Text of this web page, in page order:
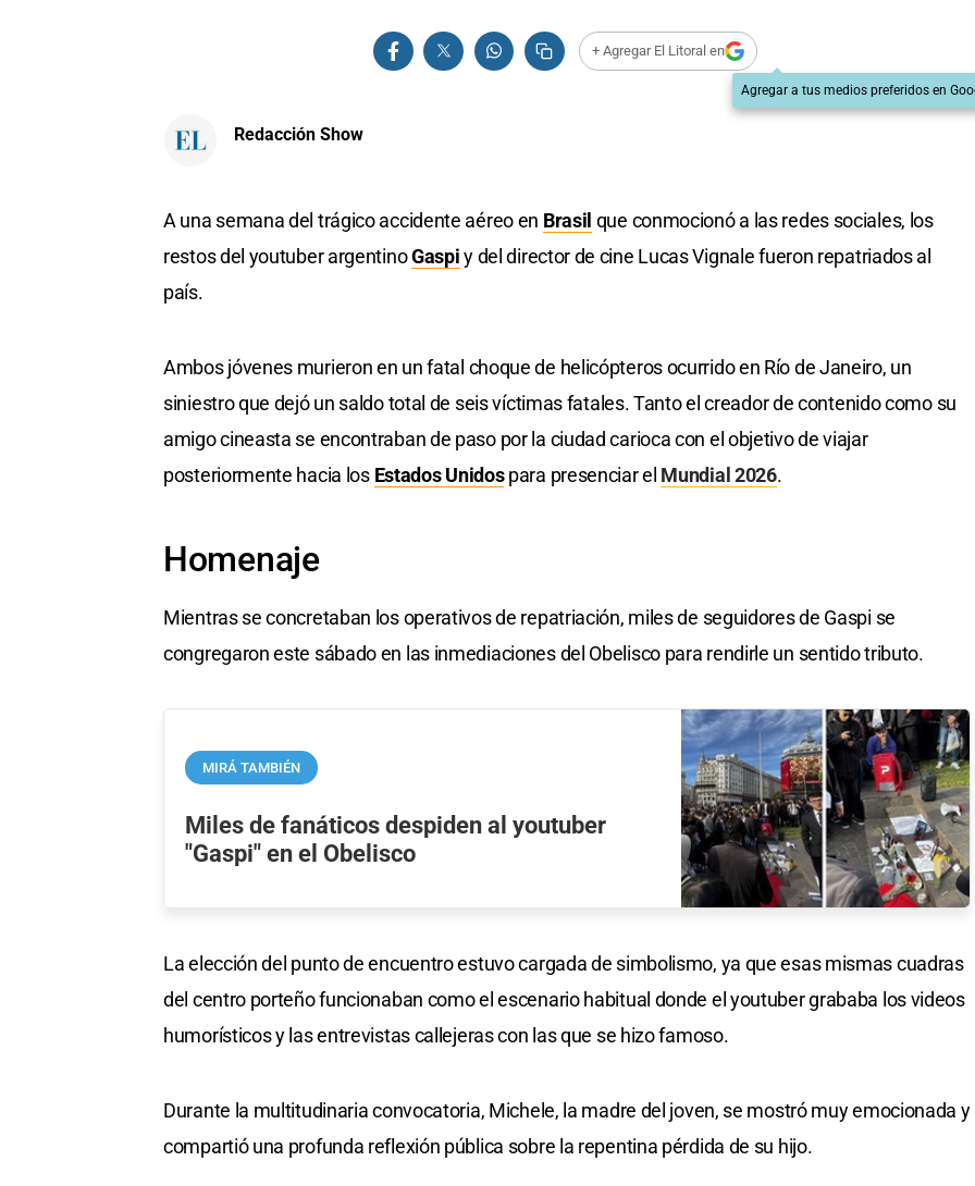
+ Agregar El Litoral en
Agregar a tus medios preferidos en
Redacción Show
A una semana del trágico accidente aéreo en Brasil que conmocionó a las redes sociales, los
restos del youtuber argentinoGaspiy del director de cine Lucas Vignale fueron repatriados al
país.
Ambos jóvenes murieron en un fatal choque de helicópteros ocurrido en Río de Janeiro, un
siniestro que dejó un saldo total de seis víctimas fatales. Tanto el creador de contenido como su
amigo cineasta se encontraban de paso por la ciudad carioca con el objetivo de viajar
posteriormente hacia los Estados Unidospara presenciar el Mundial 2026.
Homenaje
Mientras se concretaban los operativos de repatriación, miles de seguidores de Gaspi se
congregaron este sábado en las inmediaciones del Obelisco para rendirle un sentido tributo.
MIRÁ TAMBIÉN
Miles de fanáticos despiden al youtuber
"Gaspi" en el Obelisco
La elección del punto de encuentro estuvo cargada de simbolismo, ya que esas mismas cuadras
del centro porteño funcionaban como el escenario habitual donde el youtuber grababa los videos
humorísticos y las entrevistas callejeras con las que se hizo famoso.
Durante la multitudinaria convocatoria, Michele, la madre del joven, se mostró muy emocionada y
compartió una profunda reflexión pública sobre la repentina pérdida de su hijo.